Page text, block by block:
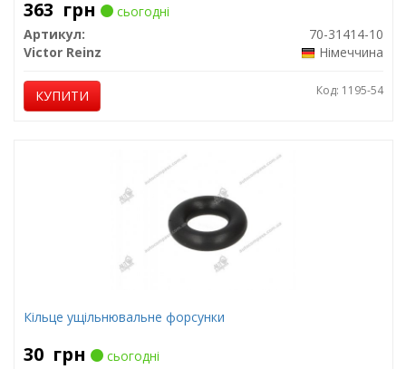
363 грн
сьогодні
Артикул:
70-31414-10
Victor Reinz
Німеччина
КУПИТИ Код: 1195-54
Кільце ущільнювальне форсунки
30 грн
сьогодні